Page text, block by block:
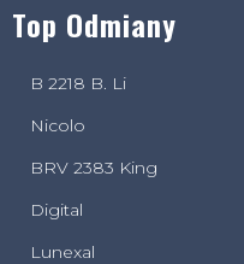
Top Odmiany
B 2218 B. Li
Nicolo
BRV 2383 King
Digital
Lunexal